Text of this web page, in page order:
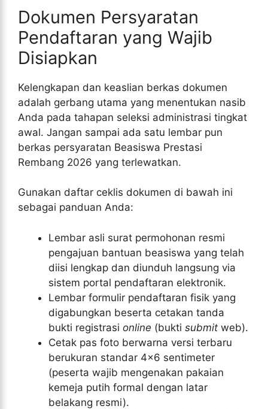
Dokumen Persyaratan
Pendaftaran yang Wajib
Disiapkan
Kelengkapan dan keaslian berkas dokumen
adalah gerbang utama yang menentukan nasib
Anda pada tahapan seleksi administrasi tingkat
awal. Jangan sampai ada satu lembar pun
berkas persyaratan Beasiswa Prestasi
Rembang 2026 yang terlewatkan.
Gunakan daftar ceklis dokumen di bawah ini
sebagai panduan Anda:
Lembar asli surat permohonan resmi
pengajuan bantuan beasiswa yang telah
diisi lengkap dan diunduh langsung via
sistem portal pendaftaran elektronik.
Lembar formulir pendaftaran fisik yang
digabungkan beserta cetakan tanda
bukti registrasi online (bukti submit web).
Cetak pas foto berwarna versi terbaru
berukuran standar 4×6 sentimeter
(peserta wajib mengenakan pakaian
kemeja putih formal dengan latar
belakang resmi).